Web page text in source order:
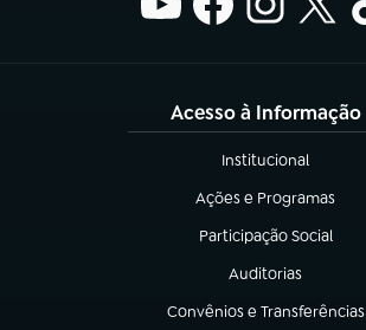
Acesso à Informação
Institucional
(abre em nova aba)
Ações e Programas
(abre em nova aba)
Participação Social
(abre em nova aba)
Auditorias
(abre em nova aba)
Convênios e Transferências
(abre em nova aba)